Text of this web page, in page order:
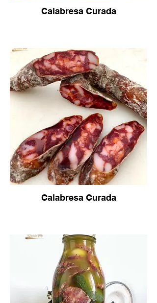
Calabresa Curada
Calabresa Curada